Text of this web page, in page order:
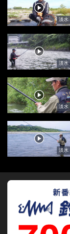
淡水
淡水
淡水
淡水